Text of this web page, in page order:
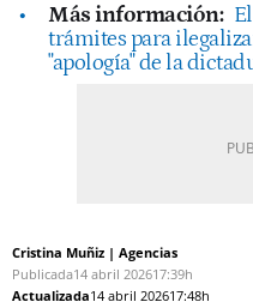
Más información:
trámites para
"apología" de la
Cristina Muñiz | Agencias
Publicada14 abril 202617:39h
Actualizada14 abril 202617:48h